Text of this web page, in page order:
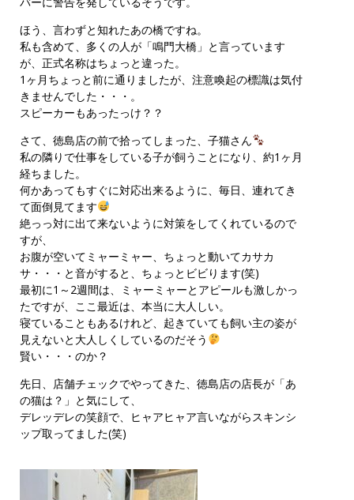
ほう、言わずと知れたあの橋ですね。
私も含めて、多くの人が「鳴門大橋」と言っています
が、正式名称はちょっと違った。
1ヶ月ちょっと前に通りましたが、注意喚起の標識は気付
きませんでした・・・。
スピーカーもあったっけ？？
さて、徳島店の前で拾ってしまった、子猫さん
私の隣りで仕事をしている子が飼うことになり、約1ヶ月
経ちました。
何かあってもすぐに対応出来るように、毎日、連れてき
て面倒見てます
絶っっ対に出て来ないように対策をしてくれているので
すが、
お腹が空いてミャーミャー、ちょっと動いてカサカ
サ・・・と音がすると、ちょっとビビります(笑)
最初に1～2週間は、ミャーミャーとアピールも激しかっ
たですが、ここ最近は、本当に大人しい。
寝ていることもあるけれど、起きていても飼い主の姿が
見えないと大人しくしているのだそう
賢い・・・のか？
先日、店舗チェックでやってきた、徳島店の店長が「あ
の猫は？」と気にして、
デレッデレの笑顔で、ヒャアヒャア言いながらスキンシ
ップ取ってました(笑)